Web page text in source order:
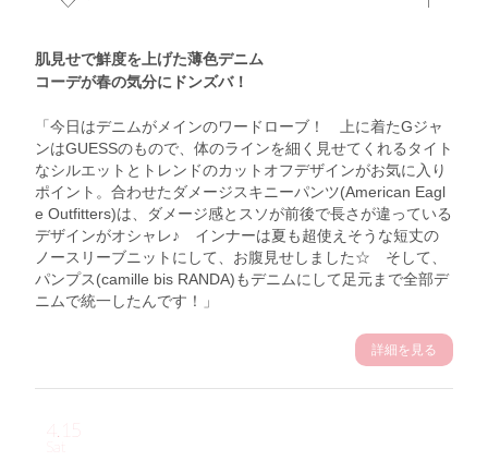
肌見せで鮮度を上げた薄色デニム
コーデが春の気分にドンズバ！
「今日はデニムがメインのワードローブ！ 上に着たGジャ
ンはGUESSのもので、体のラインを細く見せてくれるタイト
なシルエットとトレンドのカットオフデザインがお気に入り
ポイント。合わせたダメージスキニーパンツ(American Eagl
e Outfitters)は、ダメージ感とスソが前後で長さが違っている
デザインがオシャレ♪ インナーは夏も超使えそうな短丈の
ノースリーブニットにして、お腹見せしました☆ そして、
パンプス(camille bis RANDA)もデニムにして足元まで全部デ
ニムで統一したんです！」
詳細を見る
4.15